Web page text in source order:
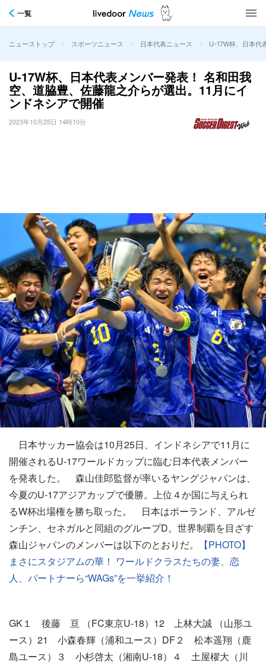
一覧
ニューストップ > スポーツニュース > 日本代表ニュース > U-17W杯、日本代
U-17W杯、日本代表メンバー発表！ 名和田我
空、道脇豊、佐藤龍之介らが選出。11月にイ
ンドネシアで開催
2023年10月25日 14時10分
日本サッカー協会は10月25日、インドネシアで11月に
開催されるU-17ワールドカップに臨む日本代表メンバー
を発表した。 森山佳郎監督が率いるヤングジャパンは、
今夏のU-17アジアカップで優勝。上位４か国に与えられ
るW杯出場権を勝ち取った。 日本はポーランド、アルゼ
ンチン、セネガルと同組のグループD。世界制覇を目ざす
森山ジャパンのメンバーは以下のとおりだ。
【PHOTO】
まさにスタジアムの華！ ワールドクラスたちの妻、恋
人、パートナーら“WAGs”を一挙紹介！
GK１ 後藤 亘 （FC東京U-18）12 上林大誠 （山形ユ
ース）21 小森春輝（浦和ユース）DF２ 松本遥翔（鹿
島ユース）３ 小杉啓太（湘南U-18）４ 土屋櫂大（川